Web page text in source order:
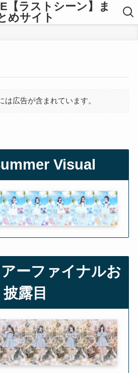
【ラストシーン】ま
めサイト
は広告が含まれています。
Visual
ーファイナルお
披露目